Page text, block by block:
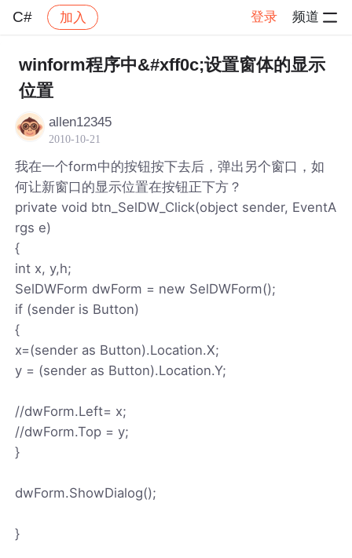
C# 加入 登录 频道
社区 帖子详情
winform程序中&#xff0c;设置窗体的显示
位置
allen12345
2010-10-21
我在一个form中的按钮按下去后，弹出另个窗口，如
何让新窗口的显示位置在按钮正下方？
private void btn_SelDW_Click(object sender, EventA
rgs e)
{
int x, y,h;
SelDWForm dwForm = new SelDWForm();
if (sender is Button)
{
x=(sender as Button).Location.X;
y = (sender as Button).Location.Y;
//dwForm.Left= x;
//dwForm.Top = y;
}
dwForm.ShowDialog();
}